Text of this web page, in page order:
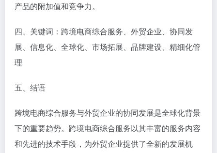
产品的附加值和竞争力。
四、关键词：跨境电商综合服务、外贸企业、协同发
展、信息化、全球化、市场拓展、品牌建设、精细化管
理
五、结语
跨境电商综合服务与外贸企业的协同发展是全球化背景
下的重要趋势。跨境电商综合服务以其丰富的服务内容
和先进的技术手段，为外贸企业提供了全新的发展机